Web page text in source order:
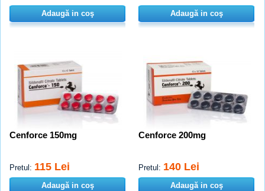
Adaugă in coş Adaugă in coş
Cenforce 150mg
Pretul: 115 Lei
Adaugă in coş
Cenforce 200mg
Pretul: 140 Lei
Adaugă in coş